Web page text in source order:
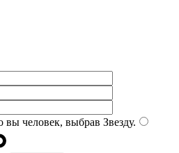
вы человек, выбрав Звезду.